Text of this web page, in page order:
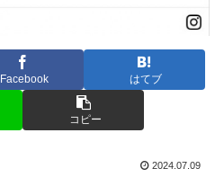
Facebook はてブ
コピー
2024.07.09